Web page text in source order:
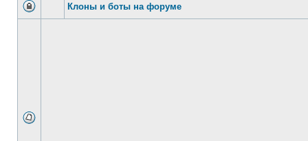
Клоны и боты на форуме